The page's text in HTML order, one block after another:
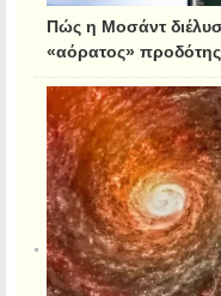
Πώς η Μοσάντ
«αόρατος»